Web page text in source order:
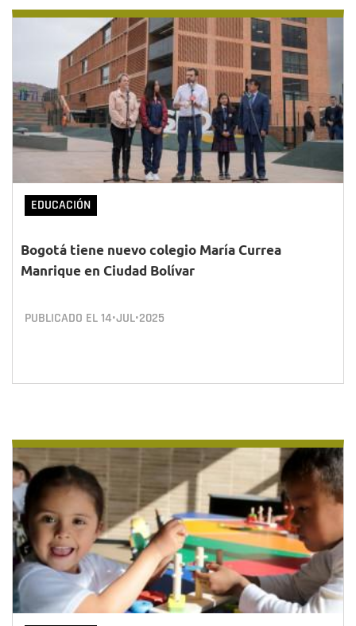
EDUCACIÓN
Bogotá tiene nuevo colegio María Currea
Manrique en Ciudad Bolívar
PUBLICADO EL14•JUL•2025